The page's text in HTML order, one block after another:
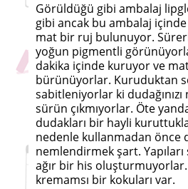
Görüldüğü gibi ambalaj
gibi ancak bu ambalaj içinde
mat bir ruj bulunuyor.
yoğun pigmentli
dakika içinde kuruyor ve
bürünüyorlar. Kuruduktan
sabitleniyorlar ki
sürün çıkmıyorlar. Öte
dudakları bir hayli
nedenle kullanmadan önce
nemlendirmek şart. Yapıları
ağır bir his oluşturmuyorlar.
kremamsı bir kokuları var.